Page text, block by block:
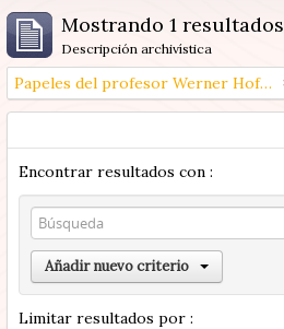
Mostrando 1 resultados
Descripción archivística
Papeles del profesor Werner Hoffmann
Encontrar resultados con :
Añadir nuevo criterio
Limitar resultados por :